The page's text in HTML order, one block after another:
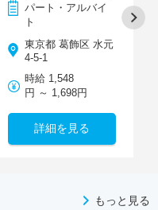
パート・アルバイ
ト
東京都 葛飾区 水元
4-5-1
時給 1,548
円 ～ 1,698円
詳細を見る
もっと見る